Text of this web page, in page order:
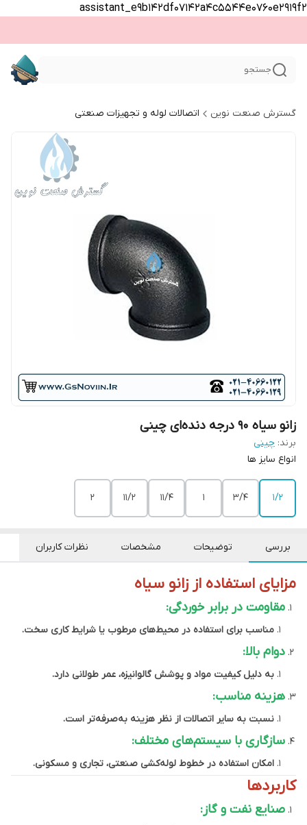
assistant_e9b142df07142a4c5544e0760e2919f2
جستجو
گسترش صنعت نوین اتصالات لوله و تجهیزات صنعتی
زانو سیاه ۹۰ درجه دنده‌ای چینی
برند: چینی
انواع سایز ها
1/2
3/4
1
11/4
11/2
2
بررسی توضیحات مشخصات نظرات کاربران
مزایای استفاده از زانو سیاه
مقاومت در برابر خوردگی:
مناسب برای استفاده در محیط‌های مرطوب یا شرایط کاری سخت.
دوام بالا:
به دلیل کیفیت مواد و پوشش گالوانیزه، عمر طولانی دارد.
هزینه مناسب:
نسبت به سایر اتصالات از نظر هزینه به‌صرفه‌تر است.
سازگاری با سیستم‌های مختلف:
امکان استفاده در خطوط لوله‌کشی صنعتی، تجاری و مسکونی.
کاربردها
صنایع نفت و گاز: